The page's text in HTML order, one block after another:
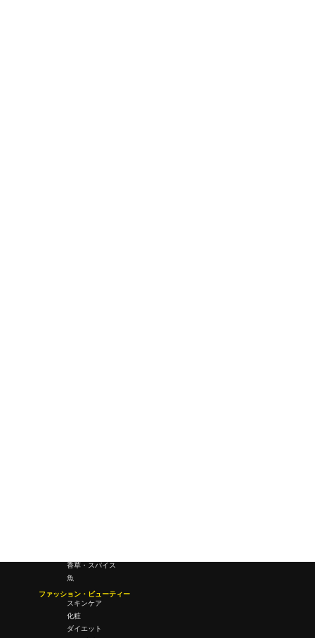
香草・スパイス
魚
ファッション・ビューティー
スキンケア
化粧
ダイエット